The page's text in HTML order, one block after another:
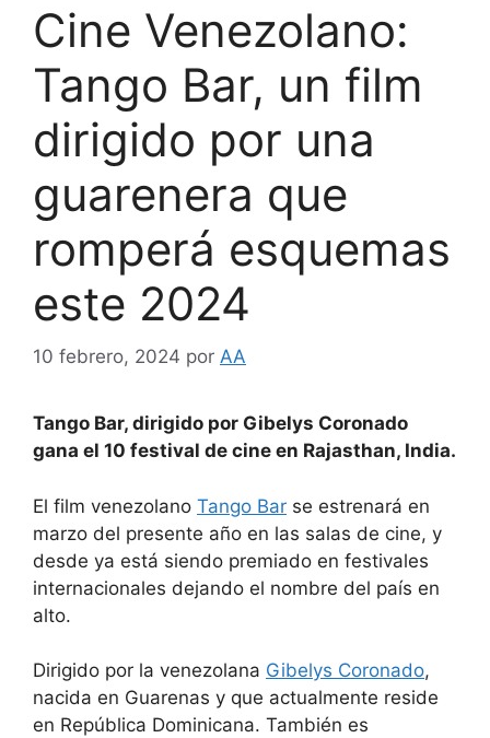
Cine Venezolano:
Tango Bar, un film
dirigido por una
guarenera que
romperá esquemas
este 2024
10 febrero, 2024 por AA
Tango Bar, dirigido por Gibelys Coronado
gana el 10 festival de cine en Rajasthan, India.
El film venezolano Tango Bar se estrenará en
marzo del presente año en las salas de cine, y
desde ya está siendo premiado en festivales
internacionales dejando el nombre del país en
alto.
Dirigido por la venezolana Gibelys Coronado,
nacida en Guarenas y que actualmente reside
en República Dominicana. También es